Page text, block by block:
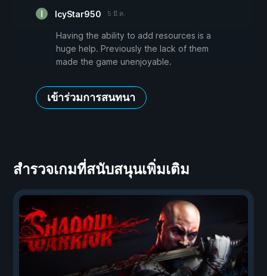
IcyStar950 5 มี.ค.
Having the ability to add resources is a
huge help. Previously the lack of them
made the game unenjoyable.
เข้าร่วมการสนทนา
สำรวจเกมที่สนับสนุนเพิ่มเติม